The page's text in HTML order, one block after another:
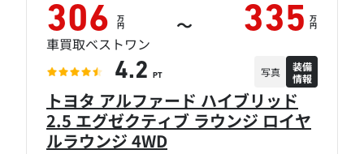
トヨタ アルファード ハイブリッド
2.5 エグゼクティブ ラウンジ ロイヤ
ルラウンジ 4WD
306 万
円 ～ 335 万
円
車買取ベストワン
4.2 PT 写真
装備
情報